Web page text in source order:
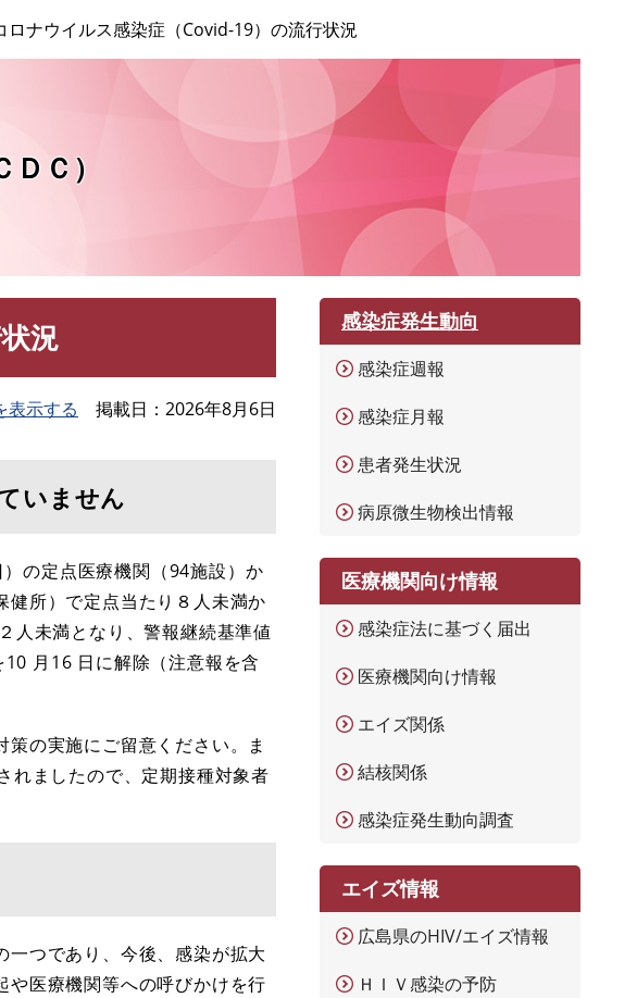
ロナウイルス感染症（Covid-19）の流行状況
Ｃ）
況
表示する 掲載日 2026年8月6日
いません
の定点医療機関（94施設）か
健所）で定点当たり８人未満か
人未満となり、警報継続基準値
月16 日に解除（注意報を含
の実施にご留意ください。ま
れましたので、定期接種対象者
つであり、今後、感染が拡大
や医療機関等への呼びかけを行
感染症発生動向
感染症週報
感染症月報
患者発生状況
病原微生物検出情報
医療機関向け情報
感染症法に基づく届出
医療機関向け情報
エイズ関係
結核関係
感染症発生動向調査
エイズ情報
広島県のHIV/エイズ情報
ＨＩＶ感染の予防